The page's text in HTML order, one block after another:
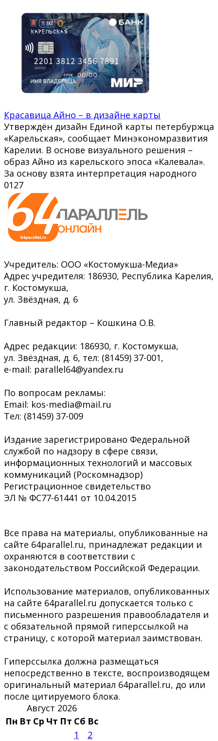
Красавица Айно – в дизайне карты
Утверждён дизайн Единой карты петербуржца
«Карельская», сообщает Минэкономразвития
Карелии. В основе визуального решения –
образ Айно из карельского эпоса «Калевала».
За основу взята интерпретация народного
0127
Учредитель: ООО «Костомукша-Медиа»
Адрес учредителя: 186930, Республика Карелия,
г. Костомукша,
ул. Звёздная, д. 6
Главный редактор – Кошкина О.В.
Адрес редакции: 186930, г. Костомукша,
ул. Звёздная, д. 6, тел: (81459) 37-001,
e-mail: parallel64@yandex.ru
По вопросам рекламы:
Email: kos-media@mail.ru
Тел: (81459) 37-009
Издание зарегистрировано Федеральной
службой по надзору в сфере связи,
информационных технологий и массовых
коммуникаций (Роскомнадзор)
Регистрационное свидетельство
ЭЛ № ФС77-61441 от 10.04.2015
Все права на материалы, опубликованные на
сайте 64parallel.ru, принадлежат редакции и
охраняются в соответствии с
законодательством Российской Федерации.
Использование материалов, опубликованных
на сайте 64parallel.ru допускается только с
письменного разрешения правообладателя и
с обязательной прямой гиперссылкой на
страницу, с которой материал заимствован.
Гиперссылка должна размещаться
непосредственно в тексте, воспроизводящем
оригинальный материал 64parallel.ru, до или
после цитируемого блока.
Август 2026
Пн Вт Ср Чт Пт Сб Вс
1
2